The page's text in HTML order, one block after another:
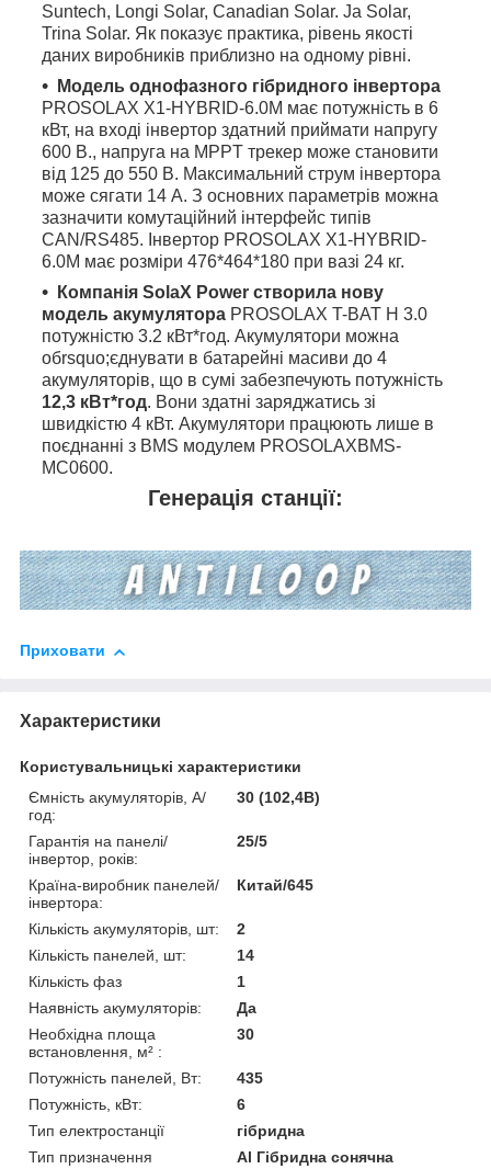
Suntech, Longi Solar, Canadian Solar. Ja Solar,
Trina Solar. Як показує практика, рівень якості
даних виробників приблизно на одному рівні.
Модель однофазного гібридного інвертора
PROSOLAX X1-HYBRID-6.0M має потужність в 6
кВт, на вході інвертор здатний приймати напругу
600 В., напруга на МРРT трекер може становити
від 125 до 550 В. Максимальний струм інвертора
може сягати 14 А. З основних параметрів можна
зазначити комутаційний інтерфейс типів
CAN/RS485. Інвертор PROSOLAX X1-HYBRID-
6.0M має розміри 476*464*180 при вазі 24 кг.
Компанія SolaX Power створила нову
модель акумулятора PROSOLAX T-BAT H 3.0
потужністю 3.2 кВт*год. Акумулятори можна
обrsquo;єднувати в батарейні масиви до 4
акумуляторів, що в сумі забезпечують потужність
12,3 кВт*год. Вони здатні заряджатись зі
швидкістю 4 кВт. Акумулятори працюють лише в
поєднанні з BMS модулем PROSOLAXBMS-
МС0600.
Генерація станції:
Приховати
Характеристики
Користувальницькі характеристики
Ємність акумуляторів, А/
год:
30 (102,4В)
Гарантія на панелі/
інвертор, років:
25/5
Країна-виробник панелей/
інвертора:
Китай/645
Кількість акумуляторів, шт:
2
Кількість панелей, шт:
14
Кількість фаз
1
Наявність акумуляторів:
Да
Необхідна площа
встановлення, м² :
30
Потужність панелей, Вт:
435
Потужність, кВт:
6
Тип електростанції
гібридна
Тип призначення
Al Гібридна сонячна